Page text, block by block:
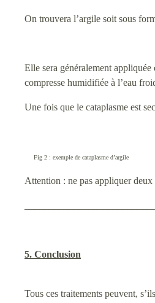
On trouvera l’argile soit sous
Elle sera généralement
compresse humidifiée à l’eau
Une fois que le cataplasme est
Fig 2 : exemple de cataplasme d’argile
Attention : ne pas appliquer deux
5. Conclusion
Tous ces traitements peuvent,